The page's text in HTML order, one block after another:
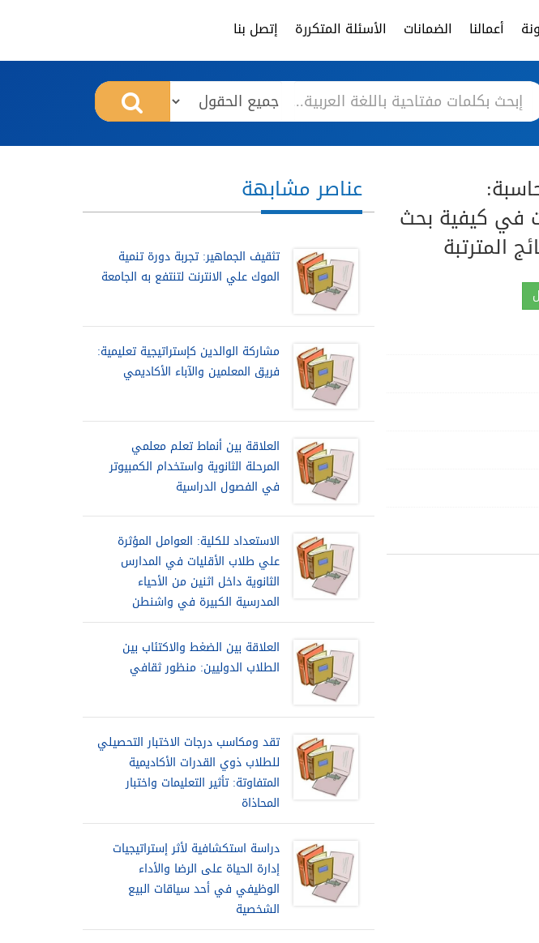
أعمالنا الضمانات الأسئلة المتكررة إتصل بنا
في كيفية بحث
المترتبة
عناصر مشابهة
تثقيف الجماهير: تجربة دورة تنمية
الموك علي الانترنت لتنتفع به الجامعة
مشاركة الوالدين كإستراتيجية تعليمية:
فريق المعلمين والآباء الأكاديمي
العلاقة بين أنماط تعلم معلمي
المرحلة الثانوية واستخدام الكمبيوتر
في الفصول الدراسية
الاستعداد للكلية: العوامل المؤثرة
علي طلاب الأقليات في المدارس
الثانوية داخل اثنين من الأحياء
المدرسية الكبيرة في واشنطن
العلاقة بين الضغط والاكتئاب بين
الطلاب الدوليين: منظور ثقافي
تقد ومكاسب درجات الاختبار التحصيلي
للطلاب ذوي القدرات الأكاديمية
المتفاوتة: تأثير التعليمات واختبار
المحاذاة
دراسة استكشافية لأثر إستراتيجيات
إدارة الحياة على الرضا والأداء
الوظيفي في أحد سياقات البيع
الشخصية